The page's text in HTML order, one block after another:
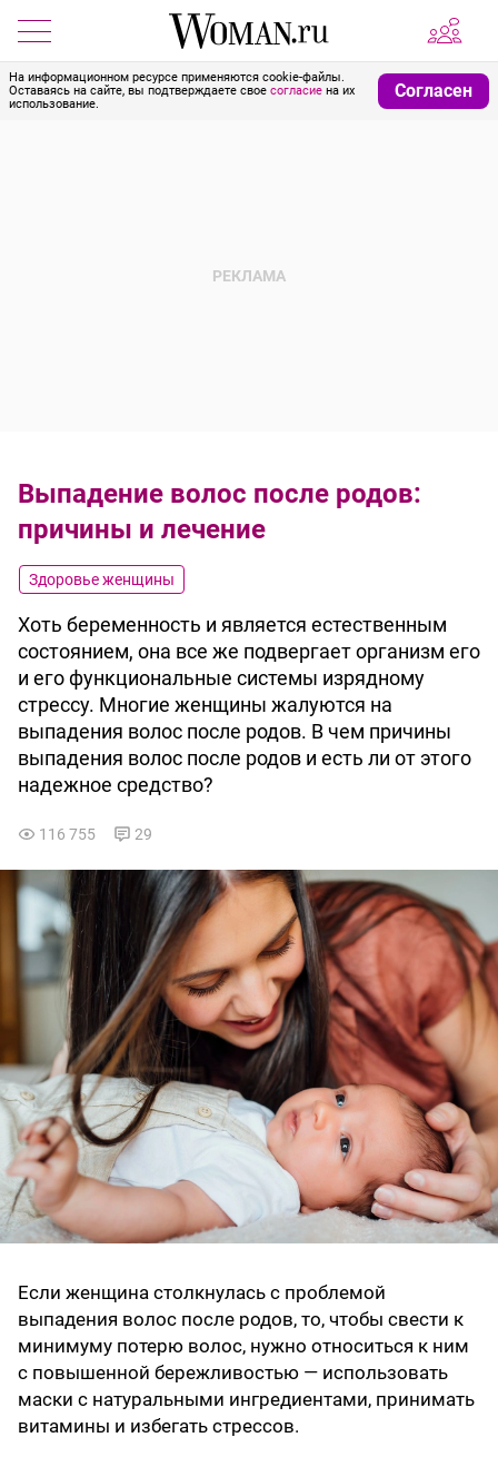
На информационном ресурсе применяются cookie-файлы.
Оставаясь на сайте, вы подтверждаете свое согласие на их
использование.
Согласен
Выпадение волос после родов:
причины и лечение
Здоровье женщины
Хоть беременность и является естественным
состоянием, она все же подвергает организм его
и его функциональные системы изрядному
стрессу. Многие женщины жалуются на
выпадения волос после родов. В чем причины
выпадения волос после родов и есть ли от этого
надежное средство?
116 755 29
Если женщина столкнулась с проблемой
выпадения волос после родов, то, чтобы свести к
минимуму потерю волос, нужно относиться к ним
с повышенной бережливостью — использовать
маски с натуральными ингредиентами, принимать
витамины и избегать стрессов.